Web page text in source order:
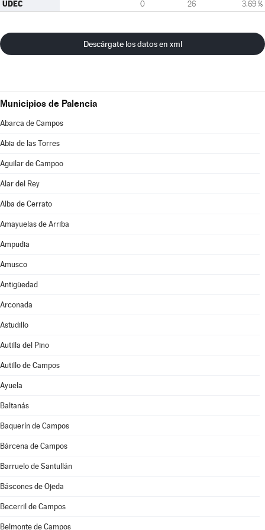
UDEC 0 26 3,69 %
Descárgate los datos en xml
Municipios de Palencia
Abarca de Campos
Abia de las Torres
Aguilar de Campoo
Alar del Rey
Alba de Cerrato
Amayuelas de Arriba
Ampudia
Amusco
Antigüedad
Arconada
Astudillo
Autilla del Pino
Autillo de Campos
Ayuela
Baltanás
Baquerín de Campos
Bárcena de Campos
Barruelo de Santullán
Báscones de Ojeda
Becerril de Campos
Belmonte de Campos